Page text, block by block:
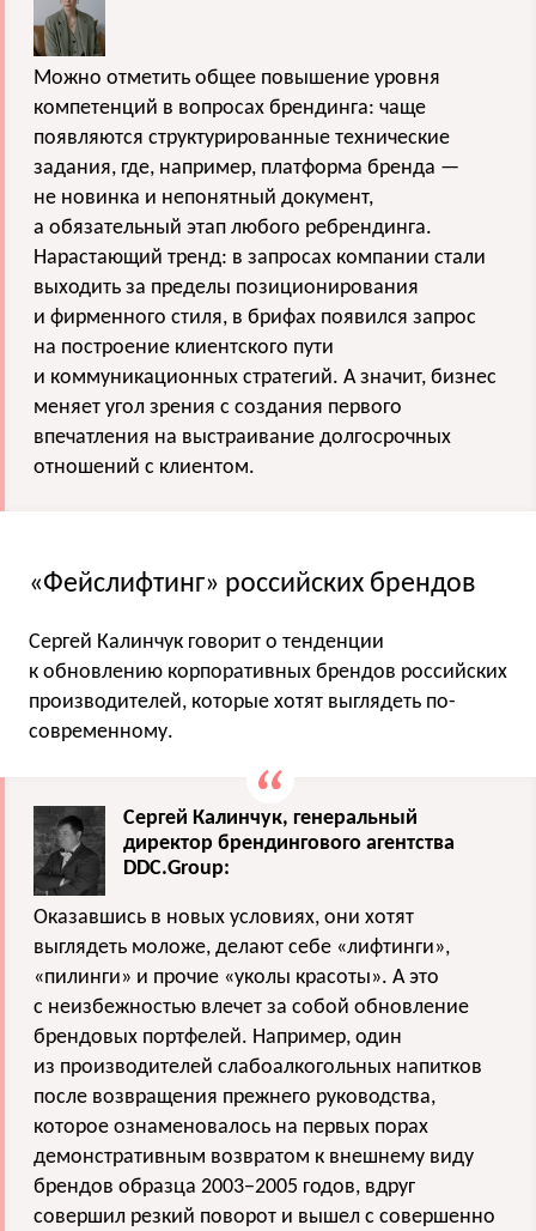
Можно отметить общее повышение уровня
компетенций в вопросах брендинга: чаще
появляются структурированные технические
задания, где, например, платформа бренда —
не новинка и непонятный документ,
а обязательный этап любого ребрендинга.
Нарастающий тренд: в запросах компании стали
выходить за пределы позиционирования
и фирменного стиля, в брифах появился запрос
на построение клиентского пути
и коммуникационных стратегий. А значит, бизнес
меняет угол зрения с создания первого
впечатления на выстраивание долгосрочных
отношений с клиентом.
«Фейслифтинг» российских брендов
Сергей Калинчук говорит о тенденции
к обновлению корпоративных брендов российских
производителей, которые хотят выглядеть по-
современному.
Сергей Калинчук, генеральный
директор брендингового агентства
DDC.Group:
Оказавшись в новых условиях, они хотят
выглядеть моложе, делают себе «лифтинги»,
«пилинги» и прочие «уколы красоты». А это
с неизбежностью влечет за собой обновление
брендовых портфелей. Например, один
из производителей слабоалкогольных напитков
после возвращения прежнего руководства,
которое ознаменовалось на первых порах
демонстративным возвратом к внешнему виду
брендов образца 2003−2005 годов, вдруг
совершил резкий поворот и вышел с совершенно